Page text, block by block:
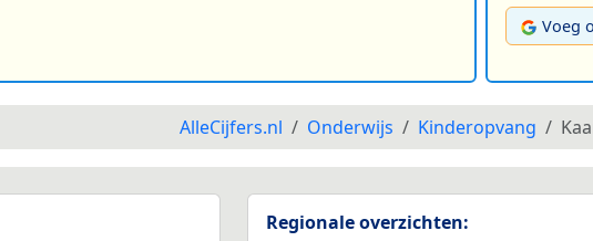
Voeg
AlleCijfers.nl Onderwijs Kinderopvang
Regionale overzichten: